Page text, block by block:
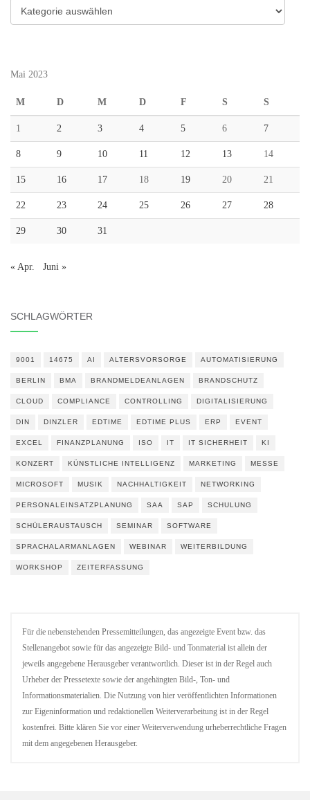
Kategorien
Mai 2023
M D M D F S S
1 2 3 4 5 6 7
8 9 10 11 12 13 14
15 16 17 18 19 20 21
22 23 24 25 26 27 28
29 30 31
« Apr. Juni »
SCHLAGWÖRTER
9001 14675 AI ALTERSVORSORGE AUTOMATISIERUNG
BERLIN BMA BRANDMELDEANLAGEN BRANDSCHUTZ
CLOUD COMPLIANCE CONTROLLING DIGITALISIERUNG
DIN DINZLER EDTIME EDTIME PLUS ERP EVENT
EXCEL FINANZPLANUNG ISO IT IT SICHERHEIT KI
KONZERT KÜNSTLICHE INTELLIGENZ MARKETING MESSE
MICROSOFT MUSIK NACHHALTIGKEIT NETWORKING
PERSONALEINSATZPLANUNG SAA SAP SCHULUNG
SCHÜLERAUSTAUSCH SEMINAR SOFTWARE
SPRACHALARMANLAGEN WEBINAR WEITERBILDUNG
WORKSHOP ZEITERFASSUNG
Für die nebenstehenden Pressemitteilungen, das angezeigte Event bzw. das
Stellenangebot sowie für das angezeigte Bild- und Tonmaterial ist allein der
jeweils angegebene Herausgeber verantwortlich. Dieser ist in der Regel auch
Urheber der Pressetexte sowie der angehängten Bild-, Ton- und
Informationsmaterialien. Die Nutzung von hier veröffentlichten Informationen
zur Eigeninformation und redaktionellen Weiterverarbeitung ist in der Regel
kostenfrei. Bitte klären Sie vor einer Weiterverwendung urheberrechtliche Fragen
mit dem angegebenen Herausgeber.